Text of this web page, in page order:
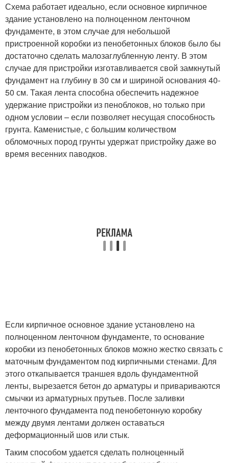
Схема работает идеально, если основное кирпичное
здание установлено на полноценном ленточном
фундаменте, в этом случае для небольшой
пристроенной коробки из пенобетонных блоков было бы
достаточно сделать малозаглубленную ленту. В этом
случае для пристройки изготавливается свой замкнутый
фундамент на глубину в 30 см и шириной основания 40-
50 см. Такая лента способна обеспечить надежное
удержание пристройки из пеноблоков, но только при
одном условии – если позволяет несущая способность
грунта. Каменистые, с большим количеством
обломочных пород грунты удержат пристройку даже во
время весенних паводков.
Если кирпичное основное здание установлено на
полноценном ленточном фундаменте, то основание
коробки из пенобетонных блоков можно жестко связать с
маточным фундаментом под кирпичными стенами. Для
этого откапывается траншея вдоль фундаментной
ленты, вырезается бетон до арматуры и привариваются
смычки из арматурных прутьев. После заливки
ленточного фундамента под пенобетонную коробку
между двумя лентами должен оставаться
деформационный шов или стык.
Таким способом удается сделать полноценный